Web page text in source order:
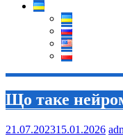
Що таке
21.07.202315.01.2026